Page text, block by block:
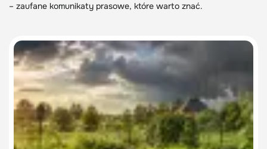
– zaufane komunikaty prasowe, które warto znać.